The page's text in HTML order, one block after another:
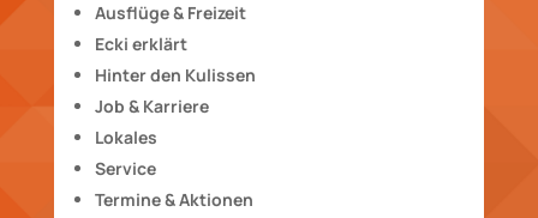
Ausflüge & Freizeit
Ecki erklärt
Hinter den Kulissen
Job & Karriere
Lokales
Service
Termine & Aktionen